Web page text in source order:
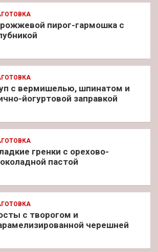
пирог-гармошка с
с вермишелью, шпинатом и
йогуртовой заправкой
гренки с орехово-
пастой
с творогом и
черешней